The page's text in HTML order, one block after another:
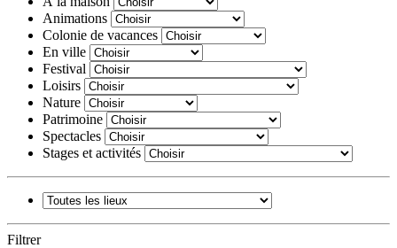
Animations
Colonie de vacances
En ville
Festival
Loisirs
Nature
Patrimoine
Spectacles
Stages et activités
Filtrer